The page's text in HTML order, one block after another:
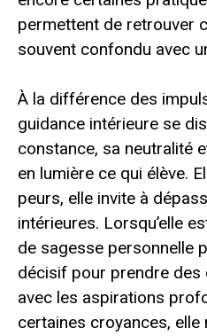
permettent de retrouver
souvent confondu avec
À la différence des
guidance intérieure se
constance, sa neutralité
en lumière ce qui élève.
peurs, elle invite à
intérieures. Lorsqu’elle
de sagesse personnelle
décisif pour prendre des
avec les aspirations
certaines croyances,